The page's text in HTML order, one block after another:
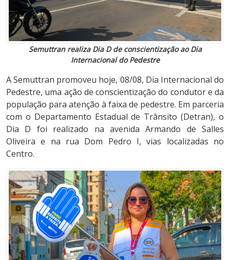
Semuttran realiza Dia D de conscientização ao Dia
Internacional do Pedestre
A Semuttran promoveu hoje, 08/08, Dia Internacional do
Pedestre, uma ação de conscientização do condutor e da
população para atenção à faixa de pedestre. Em parceria
com o Departamento Estadual de Trânsito (Detran), o
Dia D foi realizado na avenida Armando de Salles
Oliveira e na rua Dom Pedro I, vias localizadas no
Centro.